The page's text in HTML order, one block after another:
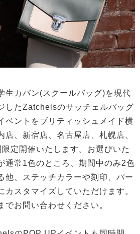
生カバン(スクールバッグ)を現代
したZatchelsのサッチェルバッグ
ベントをブリティッシュメイド横
店、新宿店、名古屋店、札幌店、
定開催いたします。お選びいた
通常1色のところ、期間中のみ2色
他、ステッチカラーや刻印、パー
カスタマイズしていただけます。
でお問い合わせください。